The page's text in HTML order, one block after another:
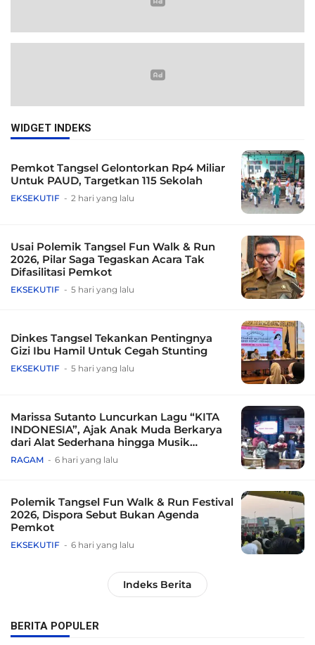
WIDGET INDEKS
Pemkot Tangsel Gelontorkan Rp4 Miliar
Untuk PAUD, Targetkan 115 Sekolah
EKSEKUTIF 2 hari yang lalu
Usai Polemik Tangsel Fun Walk & Run
2026, Pilar Saga Tegaskan Acara Tak
Difasilitasi Pemkot
EKSEKUTIF 5 hari yang lalu
Dinkes Tangsel Tekankan Pentingnya
Gizi Ibu Hamil Untuk Cegah Stunting
EKSEKUTIF 5 hari yang lalu
Marissa Sutanto Luncurkan Lagu “KITA
INDONESIA”, Ajak Anak Muda Berkarya
dari Alat Sederhana hingga Musik
Tradisional
RAGAM 6 hari yang lalu
Polemik Tangsel Fun Walk & Run Festival
2026, Dispora Sebut Bukan Agenda
Pemkot
EKSEKUTIF 6 hari yang lalu
Indeks Berita
BERITA POPULER